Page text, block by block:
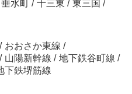
垂水町 / 十三東 / 東三国 /
/ おおさか東線 /
/ 山陽新幹線 / 地下鉄谷町線 /
下鉄堺筋線